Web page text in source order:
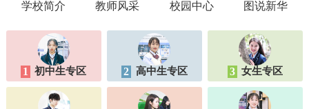
学校简介 教师风采 校园中心 图说新华
1 初中生专区 2 高中生专区 3 女生专区